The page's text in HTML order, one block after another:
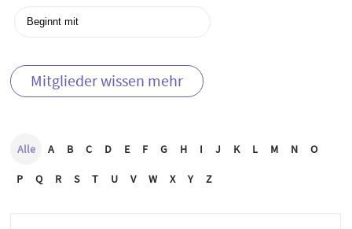
Mitglieder wissen mehr
Alle A B C D E F G H I J K L M N O
P Q R S T U V W X Y Z